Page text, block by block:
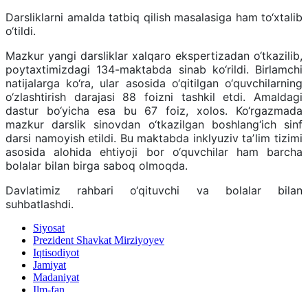
Darsliklarni amalda tatbiq qilish masalasiga ham to‘xtalib
o‘tildi.
Mazkur yangi darsliklar xalqaro ekspertizadan o‘tkazilib,
poytaxtimizdagi 134-maktabda sinab ko‘rildi. Birlamchi
natijalarga ko‘ra, ular asosida o‘qitilgan o‘quvchilarning
o‘zlashtirish darajasi 88 foizni tashkil etdi. Amaldagi
dastur bo‘yicha esa bu 67 foiz, xolos. Ko‘rgazmada
mazkur darslik sinovdan o‘tkazilgan boshlang‘ich sinf
darsi namoyish etildi. Bu maktabda inklyuziv taʼlim tizimi
asosida alohida ehtiyoji bor o‘quvchilar ham barcha
bolalar bilan birga saboq olmoqda.
Davlatimiz rahbari o‘qituvchi va bolalar bilan
suhbatlashdi.
Siyosat
Prezident Shavkat Mirziyoyev
Iqtisodiyot
Jamiyat
Madaniyat
Ilm-fan